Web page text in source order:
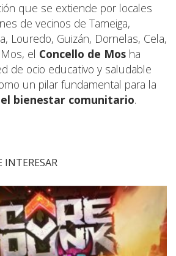
que se extiende por locales
de vecinos de Tameiga,
Louredo, Guizán, Dornelas, Cela,
el Concello de Mos ha
de ocio educativo y saludable
un pilar fundamental para la
el bienestar comunitario.